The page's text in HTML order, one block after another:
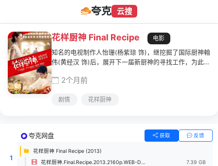
夸克 云搜
花样厨神 Final Recipe
电影
知名的电视制作人怡珊(杨紫琼 饰)，继挖掘了国际厨神翰
伟(黄经汉 饰)后，展开下一届新厨神的寻找工作，为此特
(刘宪华 饰)为保住自家即将倒闭的餐厅，贸然前去参赛。
级米其林主厨，最终站到了挑战国际厨神翰伟的舞台上。
2个月前
剧情 花样厨神
1
夸克网盘 获取 反馈
花样厨神 Final Recipe (2013)
花样厨神.Final.Recipe.2013.2160p.WEB-DL.H.265.DDP2.0.2Audios-ZmWeb.mp4
7.39 GB